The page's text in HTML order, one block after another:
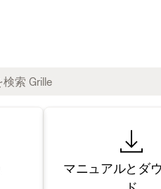
マニュアルとダ